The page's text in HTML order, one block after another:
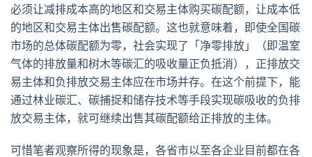
必须让减排成本高的地区和交易主体购买碳配额，让成本低
的地区和交易主体出售碳配额。这也就意味着，即使全国碳
市场的总体碳配额为零，社会实现了「净零排放」（即温室
气体的排放量和树木等碳汇的吸收量正负抵消），正排放交
易主体和负排放交易主体应在市场并存。在这个前提下，能
通过林业碳汇、碳捕捉和储存技术等手段实现碳吸收的负排
放交易主体，就可继续出售其碳配额给正排放的主体。
可惜笔者观察所得的现象是，各省市以至各企业目前都在各